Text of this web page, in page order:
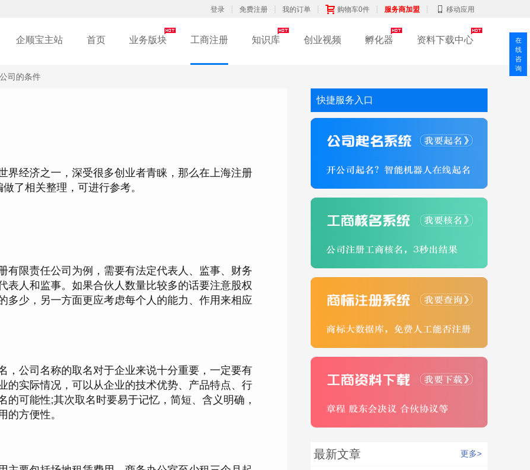
登录 免费注册 我的订单 购物车0件 服务商加盟 移动应用
企顺宝主站 首页 业务版块 工商注册 知识库 创业视频 孵化器 资料下载中心
司的条件
快捷服务入口
最新文章 更多>
经济之一，深受很多创业者青睐，那么在上海注册
了相关整理，可进行参考。
限责任公司为例，需要有法定代表人、监事、财务
表人和监事。如果合伙人数量比较多的话要注意股权
多少，另一方面更应考虑每个人的能力、作用来相应
公司名称的取名对于企业来说十分重要，一定要有
的实际情况，可以从企业的技术优势、产品特点、行
可能性;其次取名时要易于记忆，简短、含义明确，
的方便性。
在
线
咨
询